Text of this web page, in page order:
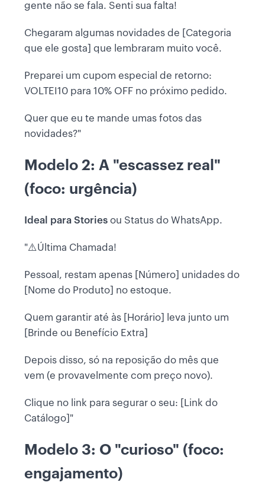
gente não se fala. Senti sua falta!
Chegaram algumas novidades de [Categoria
que ele gosta] que lembraram muito você.
Preparei um cupom especial de retorno:
VOLTEI10 para 10% OFF no próximo pedido.
Quer que eu te mande umas fotos das
novidades?"
Modelo 2: A "escassez real"
(foco: urgência)
Ideal para Stories ou Status do WhatsApp.
"⚠️Última Chamada!
Pessoal, restam apenas [Número] unidades do
[Nome do Produto] no estoque.
Quem garantir até às [Horário] leva junto um
[Brinde ou Benefício Extra]
Depois disso, só na reposição do mês que
vem (e provavelmente com preço novo).
Clique no link para segurar o seu: [Link do
Catálogo]"
Modelo 3: O "curioso" (foco:
engajamento)